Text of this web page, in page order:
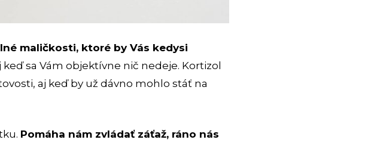
maličkosti, ktoré by Vás kedysi
sa Vám objektívne nič nedeje. Kortizol
aj keď by už dávno mohlo stáť na
Pomáha nám zvládať záťaž, ráno nás